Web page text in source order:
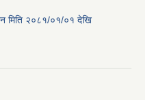
मिति २०८१/०१/०१ देखि